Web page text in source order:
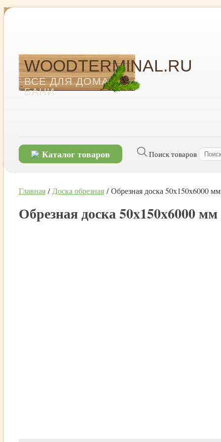
WOODTERMINAL.RU
ВСЕ ДЛЯ ДОМА И
БАНИ
Каталог товаров Поиск товаров
Главная / Доска обрезная / Обрезная доска 50x150x6000
Обрезная доска 50x150x6000